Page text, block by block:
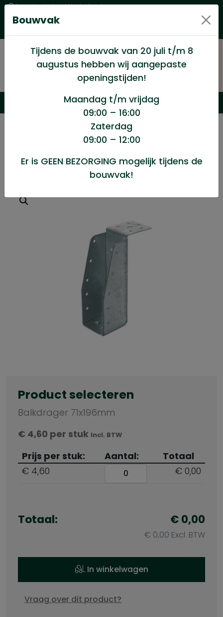
Levering in heel Nederland
Goede kwaliteitsproducten met een eerlijke prijs
Ijzerwaren/ Balkdrager 71x196mm
Balkdrager 71x196mm
Product selecteren
Balkdrager 71x196mm
€ 4,60 per stuk Incl. BTW
Prijs per stuk: Aantal:
Totaal
€ 4,60
€ 0,00
Totaal: €0,00
€ 0,00 Excl. BTW
In winkelwagen
Vraag over dit product?
Bouwvak
Tijdens de bouwvak van 20 juli t/m 8
augustus hebben wij aangepaste
openingstijden!
Maandag t/m vrijdag
09:00 – 16:00
Zaterdag
09:00 – 12:00
Er is GEEN BEZORGING mogelijk tijdens de
bouwvak!